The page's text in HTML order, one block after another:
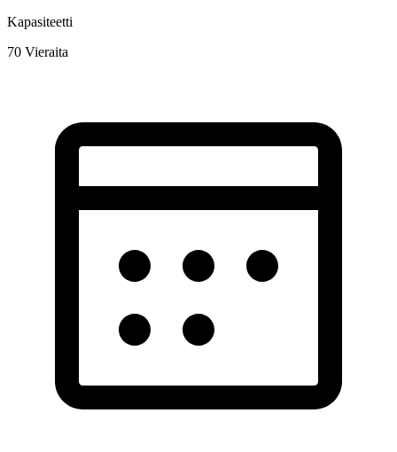
Kapasiteetti
70 Vieraita